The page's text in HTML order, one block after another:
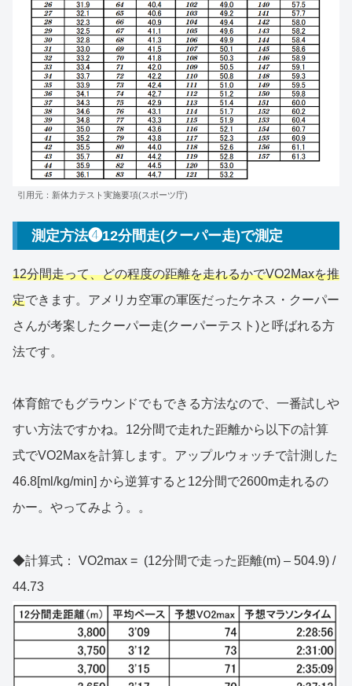
引用元：新体力テスト実施要項(スポーツ庁)
測定方法❹12分間走(クーパー走)で測定
12分間走って、どの程度の距離を走れるかでVO2Maxを推
定できます。アメリカ空軍の軍医だったケネス・クーパー
さんが考案したクーパー走(クーパーテスト)と呼ばれる方
法です。
体育館でもグラウンドでもできる方法なので、一番試しや
すい方法ですかね。12分間で走れた距離から以下の計算
式でVO2Maxを計算します。アップルウォッチで計測した
46.8[ml/kg/min] から逆算すると12分間で2600m走れるの
かー。やってみよう。。
◆計算式： VO2max = (12分間で走った距離(m) – 504.9) /
44.73